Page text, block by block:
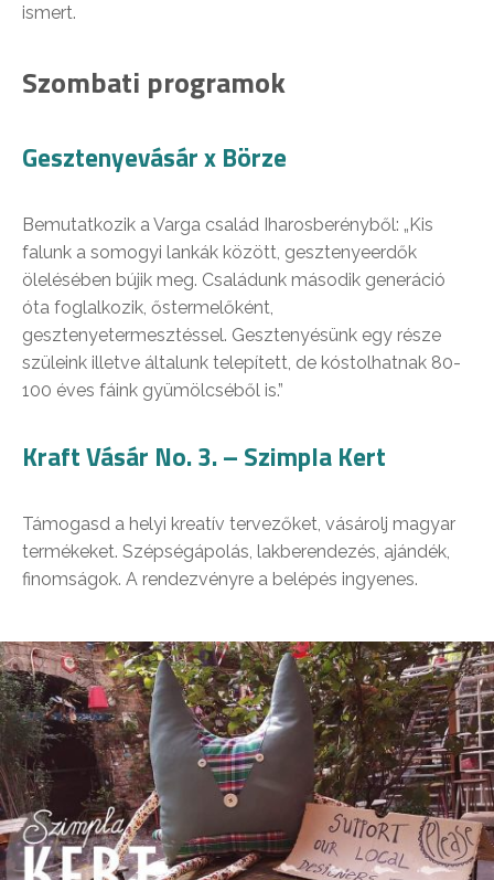
ismert.
Szombati programok
Gesztenyevásár x Börze
Bemutatkozik a Varga család Iharosberényből: „Kis
falunk a somogyi lankák között, gesztenyeerdők
ölelésében bújik meg. Családunk második generáció
óta foglalkozik, őstermelőként,
gesztenyetermesztéssel. Gesztenyésünk egy része
szüleink illetve általunk telepített, de kóstolhatnak 80-
100 éves fáink gyümölcséből is.”
Kraft Vásár No. 3. – Szimpla Kert
Támogasd a helyi kreatív tervezőket, vásárolj magyar
termékeket. Szépségápolás, lakberendezés, ajándék,
finomságok. A rendezvényre a belépés ingyenes.